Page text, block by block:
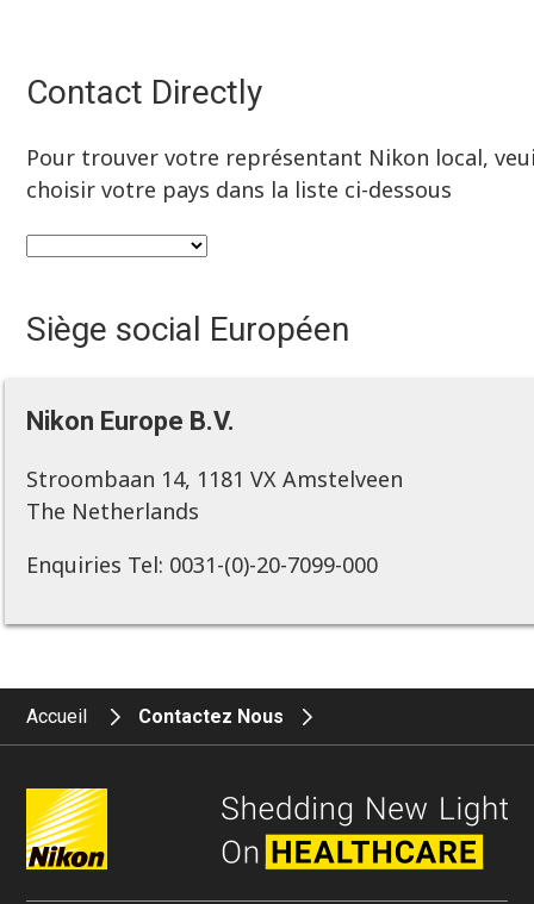
Contact Directly
Pour trouver votre représentant Nikon local,
choisir votre pays dans la liste ci-dessous
Siège social Européen
Nikon Europe B.V.
Stroombaan 14, 1181 VX Amstelveen
The Netherlands
Enquiries Tel: 0031-(0)-20-7099-000
Accueil Contactez Nous